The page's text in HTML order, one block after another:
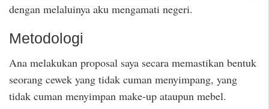
dengan melaluinya aku mengamati negeri.
Metodologi
Ana melakukan proposal saya secara memastikan bentuk
seorang cewek yang tidak cuman menyimpang, yang
tidak cuman menyimpan make-up ataupun mebel.